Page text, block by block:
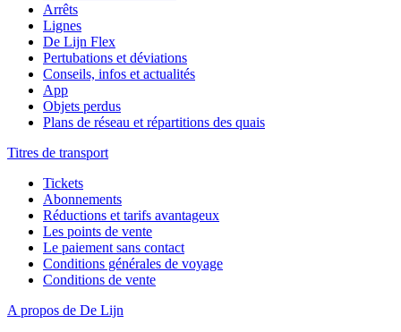
Arrêts
Lignes
De Lijn Flex
Pertubations et déviations
Conseils, infos et actualités
App
Objets perdus
Plans de réseau et répartitions des quais
Titres de transport
Tickets
Abonnements
Réductions et tarifs avantageux
Les points de vente
Le paiement sans contact
Conditions générales de voyage
Conditions de vente
A propos de De Lijn